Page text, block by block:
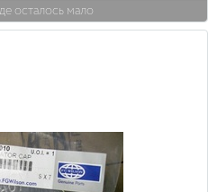
осталось мало